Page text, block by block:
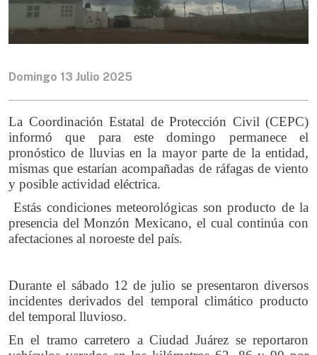
Domingo 13 Julio 2025
La Coordinación Estatal de Protección Civil (CEPC)
informó que para este domingo permanece el
pronóstico de lluvias en la mayor parte de la entidad,
mismas que estarían acompañadas de ráfagas de viento
y posible actividad eléctrica.
Estás condiciones meteorológicas son producto de la
presencia del Monzón Mexicano, el cual continúa con
afectaciones al noroeste del país.
Durante el sábado 12 de julio se presentaron diversos
incidentes derivados del temporal climático producto
del temporal lluvioso.
En el tramo carretero a Ciudad Juárez se reportaron